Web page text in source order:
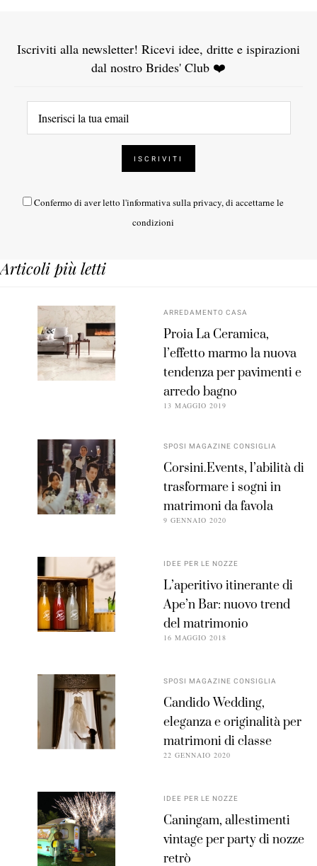
Iscriviti alla newsletter! Ricevi idee, dritte e ispirazioni
dal nostro Brides' Club ❤️
Confermo di aver letto l'informativa sulla privacy, di accettarne le
condizioni
Articoli più letti
ARREDAMENTO CASA
Proia La Ceramica,
l’effetto marmo la nuova
tendenza per pavimenti e
arredo bagno
13 MAGGIO 2019
SPOSI MAGAZINE CONSIGLIA
Corsini.Events, l’abilità di
trasformare i sogni in
matrimoni da favola
9 GENNAIO 2020
IDEE PER LE NOZZE
L’aperitivo itinerante di
Ape’n Bar: nuovo trend
del matrimonio
16 MAGGIO 2018
SPOSI MAGAZINE CONSIGLIA
Candido Wedding,
eleganza e originalità per
matrimoni di classe
22 GENNAIO 2020
IDEE PER LE NOZZE
Caningam, allestimenti
vintage per party di nozze
retrò